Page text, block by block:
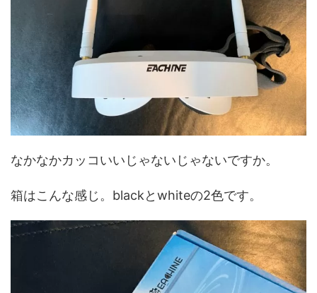
なかなかカッコいいじゃないじゃないですか。
箱はこんな感じ。blackとwhiteの2色です。